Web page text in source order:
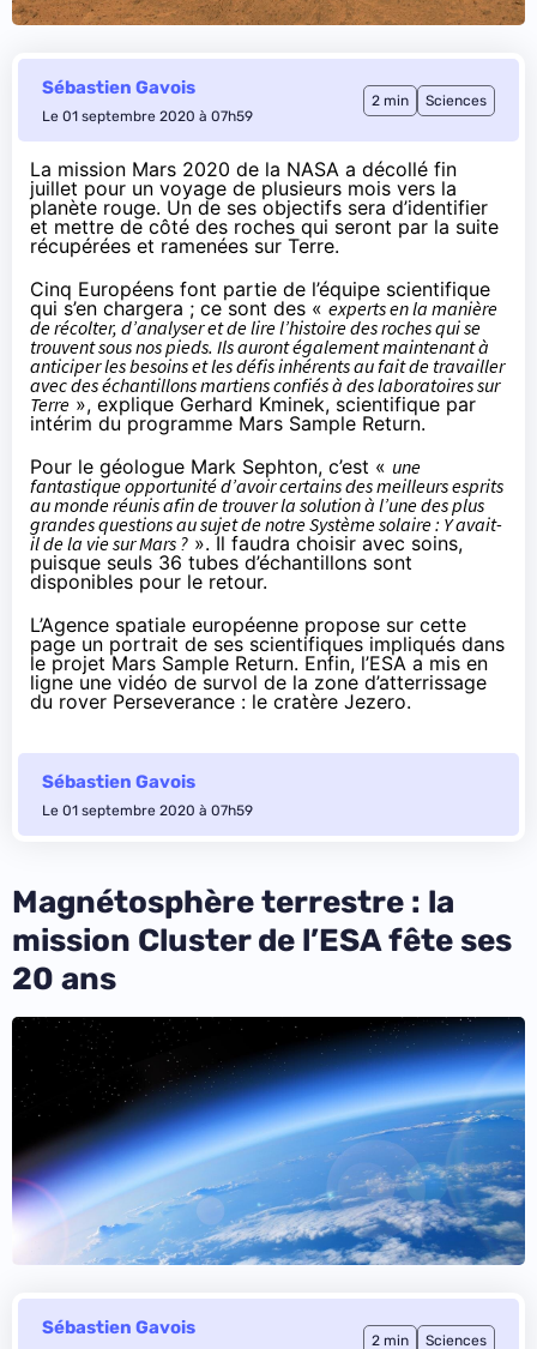
Sébastien Gavois
Le 01 septembre 2020 à 07h59
2 min Sciences
La mission Mars 2020 de la NASA a décollé fin
juillet pour un voyage de plusieurs mois vers la
planète rouge. Un de ses objectifs sera d’identifier
et mettre de côté des roches qui seront par la suite
récupérées et ramenées sur Terre.
Cinq Européens font partie de l’équipe scientifique
qui s’en chargera ; ce sont des « experts en la manière
de récolter, d’analyser et de lire l’histoire des roches qui se
trouvent sous nos pieds. Ils auront également maintenant à
anticiper les besoins et les défis inhérents au fait de travailler
avec des échantillons martiens confiés à des laboratoires sur
Terre », explique Gerhard Kminek, scientifique par
intérim du programme Mars Sample Return.
Pour le géologue Mark Sephton, c’est « une
fantastique opportunité d’avoir certains des meilleurs esprits
au monde réunis afin de trouver la solution à l’une des plus
grandes questions au sujet de notre Système solaire : Y avait-
il de la vie sur Mars ? ». Il faudra choisir avec soins,
puisque seuls 36 tubes d’échantillons sont
disponibles pour le retour.
L’Agence spatiale européenne propose sur cette
page un portrait de ses scientifiques impliqués dans
le projet Mars Sample Return. Enfin, l’ESA a mis en
ligne une vidéo de survol de la zone d’atterrissage
du rover Perseverance : le cratère Jezero.
Sébastien Gavois
Le 01 septembre 2020 à 07h59
Magnétosphère terrestre : la
mission Cluster de l’ESA fête ses
20 ans
Sébastien Gavois
2 min Sciences